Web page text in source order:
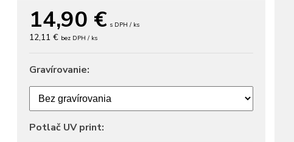
14,90 € s DPH / ks
12,11 € bez DPH / ks
Gravírovanie:
Potlač UV print: